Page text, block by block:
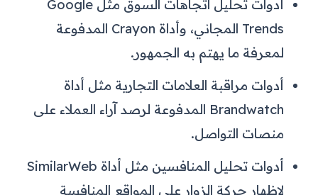
أدوات تحليل اتجاهات السوق مثل Google
Trends المجاني، وأداة Crayon المدفوعة
لمعرفة ما يهتم به الجمهور.
أدوات مراقبة العلامات التجارية مثل أداة
Brandwatch المدفوعة لرصد آراء العملاء على
منصات التواصل.
أدوات تحليل المنافسين مثل أداة SimilarWeb
لإظهار حركة الزوار على المواقع المنافسة